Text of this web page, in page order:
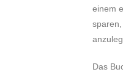
einem
Das